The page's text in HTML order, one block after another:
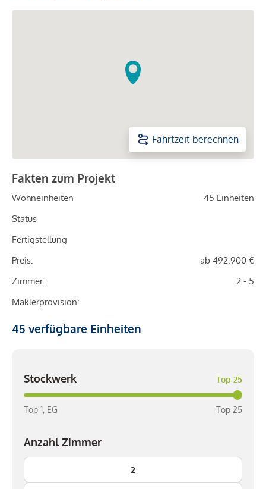
Fahrtzeit berechnen
Fakten zum Projekt
Wohneinheiten
45 Einheiten
Status
Fertigstellung
Preis:
ab 492.900 €
Zimmer:
2 - 5
Maklerprovision:
45 verfügbare Einheiten
Stockwerk Top 25
Top 1, EG Top 25
Anzahl Zimmer
2